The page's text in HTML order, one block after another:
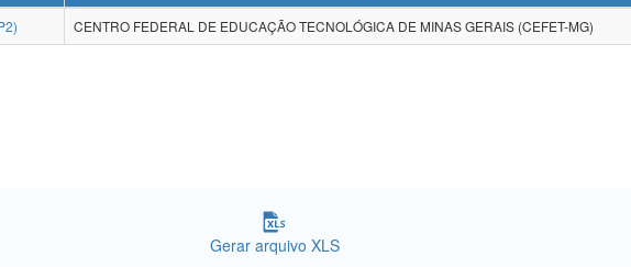
CENTRO FEDERAL DE EDUCAÇÃO TECNOLÓGICA DE MINAS GERAIS (CEFET-MG)
Gerar arquivo XLS